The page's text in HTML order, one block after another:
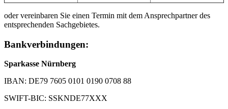
oder vereinbaren Sie einen Termin mit dem Ansprechpartner des
entsprechenden Sachgebietes.
Bankverbindungen:
Sparkasse Nürnberg
IBAN: DE79 7605 0101 0190 0708 88
SWIFT-BIC: SSKNDE77XXX